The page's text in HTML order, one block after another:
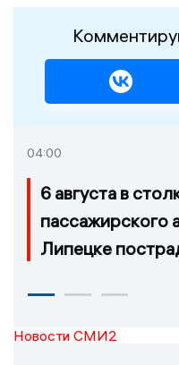
04:00
6 августа в
пассажирского
Липецке
Новости СМИ2